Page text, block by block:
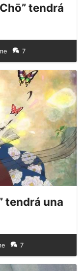
tendrá
7
tendrá una
7